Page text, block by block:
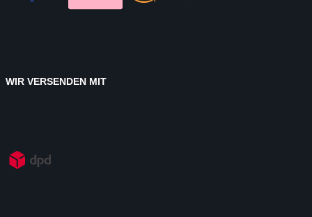
WIR VERSENDEN MIT